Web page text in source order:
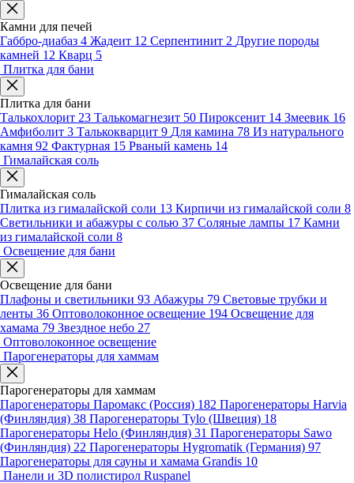
Камни для печей
Габбро-диабаз 4 Жадеит 12 Серпентинит 2 Другие породы
камней 12 Кварц 5
Плитка для бани
Плитка для бани
Талькохлорит 23 Талькомагнезит 50 Пироксенит 14 Змеевик 16
Амфиболит 3 Талькокварцит 9 Для камина 78 Из натурального
камня 92 Фактурная 15 Рваный камень 14
Гималайская соль
Гималайская соль
Плитка из гималайской соли 13 Кирпичи из гималайской соли 8
Светильники и абажуры с солью 37 Соляные лампы 17 Камни
из гималайской соли 8
Освещение для бани
Освещение для бани
Плафоны и светильники 93 Абажуры 79 Световые трубки и
ленты 36 Оптоволоконное освещение 194 Освещение для
хамама 79 Звездное небо 27
Оптоволоконное освещение
Парогенераторы для хаммам
Парогенераторы для хаммам
Парогенераторы Паромакс (Россия) 182 Парогенераторы Harvia
(Финляндия) 38 Парогенераторы Tylo (Швеция) 18
Парогенераторы Helo (Финляндия) 31 Парогенераторы Sawo
(Финляндия) 22 Парогенераторы Hygromatik (Германия) 97
Парогенераторы для сауны и хамама Grandis 10
Панели и 3D полистирол Ruspanel